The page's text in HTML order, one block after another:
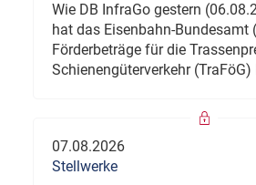
Wie DB InfraGo gestern
hat das Eisenbahn-Bundesamt
Förderbeträge für die
Schienengüterverkehr (TraFöG)
07.08.2026
Stellwerke